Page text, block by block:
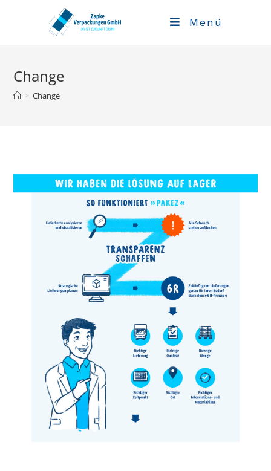
Menü
Change
> Change